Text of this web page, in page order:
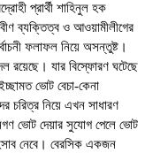
প্রার্থী শাহিনুল হক
ব্যক্তিত্ব ও আওয়ামীলীগের
ফলাফল নিয়ে অসন্তুষ্ট।
রয়েছে। যার বিস্ফোরণ ঘটেছে
ভোট বেচা-কেনা
চরিত্র নিয়ে এখন সাধারণ
ভোট দেয়ার সুযোগ পেলে ভোট
নেবে। বেরসিক একজন